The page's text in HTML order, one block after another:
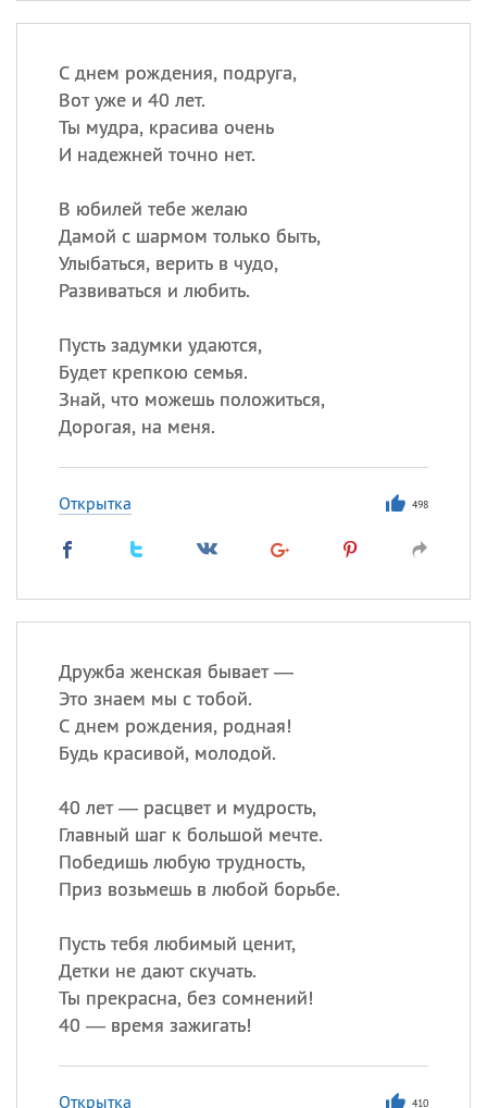
С днем рождения, подруга,
Вот уже и 40 лет.
Ты мудра, красива очень
И надежней точно нет.
В юбилей тебе желаю
Дамой с шармом только быть,
Улыбаться, верить в чудо,
Развиваться и любить.
Пусть задумки удаются,
Будет крепкою семья.
Знай, что можешь положиться,
Дорогая, на меня.
Открытка 498
Дружба женская бывает —
Это знаем мы с тобой.
С днем рождения, родная!
Будь красивой, молодой.
40 лет — расцвет и мудрость,
Главный шаг к большой мечте.
Победишь любую трудность,
Приз возьмешь в любой борьбе.
Пусть тебя любимый ценит,
Детки не дают скучать.
Ты прекрасна, без сомнений!
40 — время зажигать!
Открытка 410